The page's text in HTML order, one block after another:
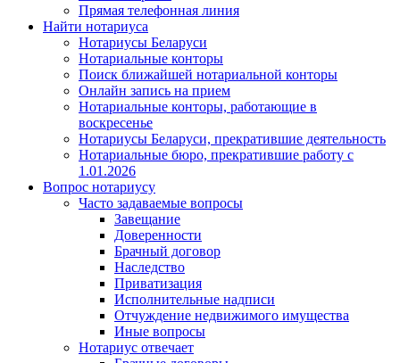
Прямая телефонная линия
Найти нотариуса
Нотариусы Беларуси
Нотариальные конторы
Поиск ближайшей нотариальной конторы
Онлайн запись на прием
Нотариальные конторы, работающие в
воскресенье
Нотариусы Беларуси, прекратившие деятельность
Нотариальные бюро, прекратившие работу с
1.01.2026
Вопрос нотариусу
Часто задаваемые вопросы
Завещание
Доверенности
Брачный договор
Наследство
Приватизация
Исполнительные надписи
Отчуждение недвижимого имущества
Иные вопросы
Нотариус отвечает